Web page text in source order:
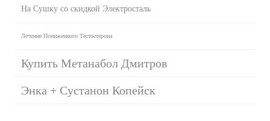
На Сушку со скидкой Электросталь
Лечение Пониженного Тестостерона
Купить Метанабол Дмитров
Энка + Сустанон Копейск